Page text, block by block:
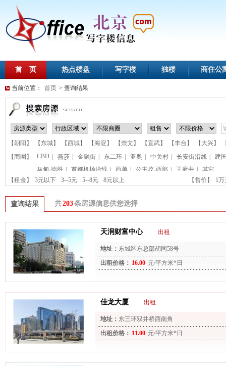
首 页 热点楼盘 写字楼 独楼 商住公
当前位置： 首页 > 查询结果
【朝阳】 【东城】 【西城】 【海淀】 【崇文】 【宣武】 【丰台】 【大兴】
【商圈】
CBD 燕莎 金融街 东二环 亚奥 中关村 长安街沿线
建
马甸-德胜 | 首都机场沿线 | 西单 | 公主坟-西部 | 王府井 |
其它
【租金】
3元以下 3--5元 5--8元 8元以上 【售价】 1
查询结果 共203条房源信息供您选择
天润财富中心 出租
地址： 东城区东总部胡同58号
出租价格： 16.00 元/平方米*日
佳龙大厦 出租
地址： 东三环双井桥西南角
出租价格： 11.00 元/平方米*日